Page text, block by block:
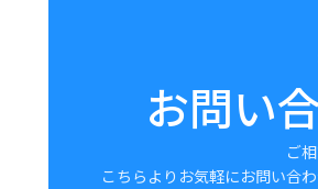
お問い
ご
こちらよりお気軽にお問い合わ